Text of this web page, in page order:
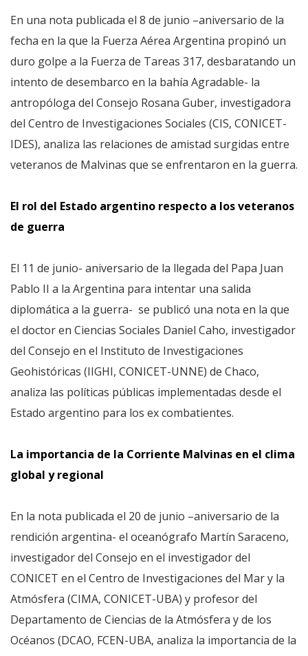
En una nota publicada el 8 de junio –aniversario de la
fecha en la que la Fuerza Aérea Argentina propinó un
duro golpe a la Fuerza de Tareas 317, desbaratando un
intento de desembarco en la bahía Agradable- la
antropóloga del Consejo Rosana Guber, investigadora
del Centro de Investigaciones Sociales (CIS, CONICET-
IDES), analiza las relaciones de amistad surgidas entre
veteranos de Malvinas que se enfrentaron en la guerra.
El rol del Estado argentino respecto a los veteranos
de guerra
El 11 de junio- aniversario de la llegada del Papa Juan
Pablo II a la Argentina para intentar una salida
diplomática a la guerra- se publicó una nota en la que
el doctor en Ciencias Sociales Daniel Caho, investigador
del Consejo en el Instituto de Investigaciones
Geohistóricas (IIGHI, CONICET-UNNE) de Chaco,
analiza las políticas públicas implementadas desde el
Estado argentino para los ex combatientes.
La importancia de la Corriente Malvinas en el clima
global y regional
En la nota publicada el 20 de junio –aniversario de la
rendición argentina- el oceanógrafo Martín Saraceno,
investigador del Consejo en el investigador del
CONICET en el Centro de Investigaciones del Mar y la
Atmósfera (CIMA, CONICET-UBA) y profesor del
Departamento de Ciencias de la Atmósfera y de los
Océanos (DCAO, FCEN-UBA, analiza la importancia de la